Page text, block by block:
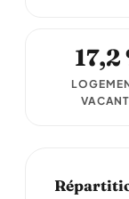
17,2